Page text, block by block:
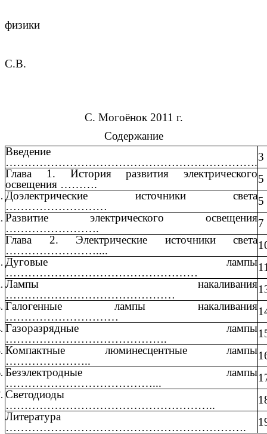
физики
С.В.
С. Могоёнок 2011 г.
Содержание
Введение
………………………………………………………….3
Глава 1. История развития электрического
освещения ……….
5
Доэлектрические источники света
………………………
5
Развитие электрического освещения
…………………….
7
Глава 2. Электрические источники света
……………………....
Дуговые лампы
……………………………………………
Лампы накаливания
………………………………………
Галогенные лампы накаливания
…………………………
Газоразрядные лампы
…………………………………….
Компактные люминесцентные лампы
…………………..
Безэлектродные лампы
…………………………………...
Светодиоды
………………………………………………..
Литература
……………………………………………………….